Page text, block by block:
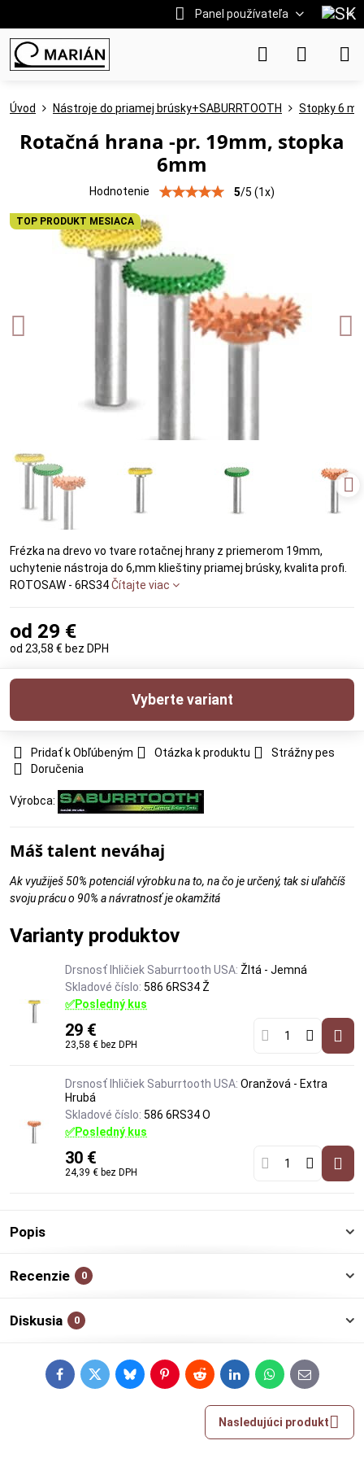
Panel používateľa
TOP PRODUKT MESIACA
Úvod Nástroje do priamej brúsky+SABURRTOOTH Stopky 6
Rotačná hrana -pr. 19mm, stopka
6mm
Hodnotenie 5/5 (1x)
Frézka na drevo vo tvare rotačnej hrany z priemerom 19mm,
uchytenie nástroja do 6,mm klieštiny priamej brúsky, kvalita profi.
ROTOSAW - 6RS34Čítajte viac
od 29 €
od 23,58 € bez DPH
Vyberte variant
Pridať k Obľúbeným Otázka k produktu
Strážny pes
Doručenia
Výrobca:
Máš talent neváhaj
Ak využiješ 50% potenciál výrobku na to, na čo je určený, tak si uľahčíš
svoju prácu o 90% a návratnosť je okamžitá
Varianty produktov
Drsnosť Ihličiek Saburrtooth USA: Žltá - Jemná
Skladové číslo: 586 6RS34 Ž
✅Posledný kus
29 €
23,58 € bez DPH
Drsnosť Ihličiek Saburrtooth USA: Oranžová - Extra
Hrubá
Skladové číslo: 586 6RS34 O
✅Posledný kus
30 €
24,39 € bez DPH
Popis
Recenzie 0
Diskusia 0
FacebookTwitterBlueskyPinterestRedditLinkedInWhatsApp
E-
mail
Nasledujúci produkt